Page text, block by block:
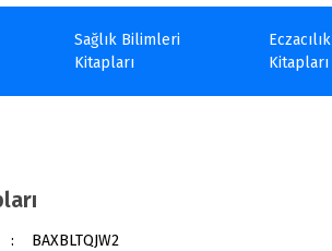
Sağlık Bilimleri
Kitapları
Eczacılık
Kitapları
BAXBLTQJW2